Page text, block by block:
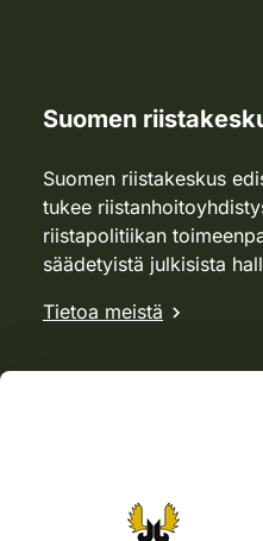
Suomen
Suomen riistakeskus
tukee
riistapolitiikan
säädetyistä julkisista
Tietoa meistä